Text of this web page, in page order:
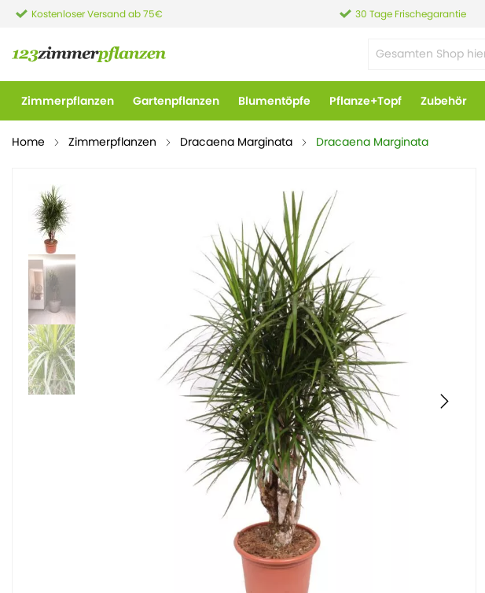
Kostenloser Versand ab 75€ 30 Tage Frischegarantie
Zimmerpflanzen Gartenpflanzen Blumentöpfe Pflanze+Topf Zubehör
Home Zimmerpflanzen Dracaena Marginata Dracaena Marginata